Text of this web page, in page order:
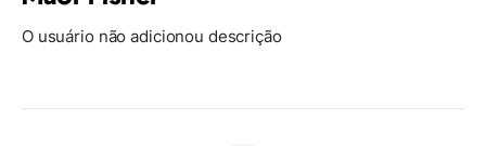
O usuário não adicionou descrição